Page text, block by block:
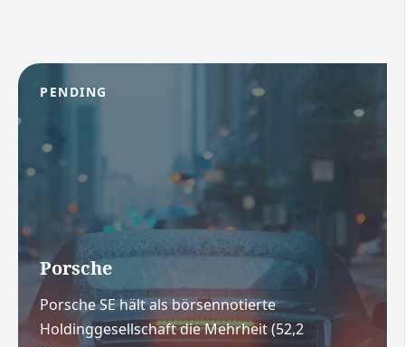
PENDING
Porsche
Porsche SE hält als börsennotierte
Holdinggesellschaft die Mehrheit (52,2